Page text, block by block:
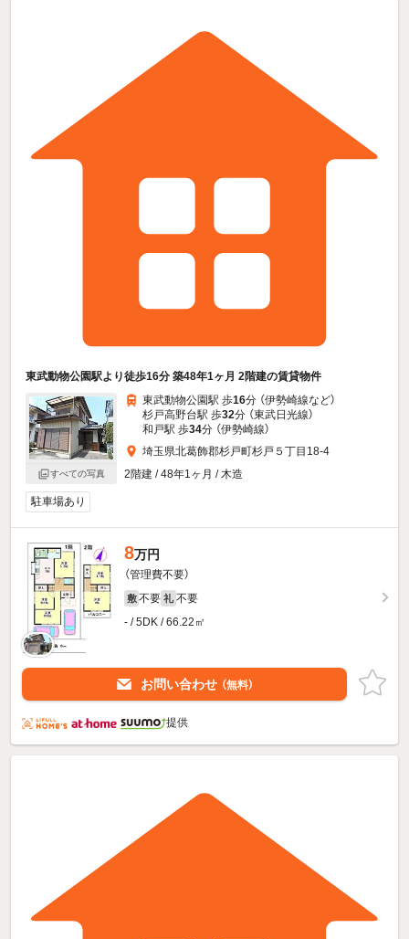
東武動物公園駅より徒歩16分 築48年1ヶ月 2階建の賃貸物件
すべての写真
東武動物公園駅 歩16分 （伊勢崎線など）
杉戸高野台駅 歩32分 （東武日光線）
和戸駅 歩34分 （伊勢崎線）
埼玉県北葛飾郡杉戸町杉戸５丁目18-4
2階建 / 48年1ヶ月 / 木造
駐車場あり
8万円
（管理費不要）
敷 不要 礼 不要
- / 5DK / 66.22㎡
お問い合わせ （無料）
提供